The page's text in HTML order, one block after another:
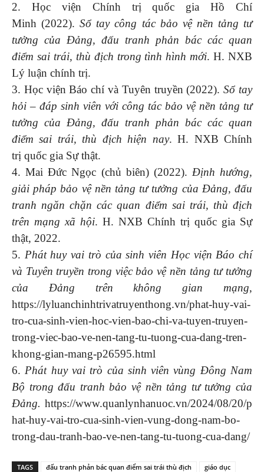
2. Học viện Chính trị quốc gia Hồ Chí
Minh (2022).Sổ tay công tác bảo vệ nền tảng tư
tưởng của Đảng, đấu tranh phản bác các quan
điểm sai trái, thù địch trong tình hình mới. H. NXB
Lý luận chính trị.
3. Học viện Báo chí và Tuyên truyền (2022).Sổ tay
hỏi – đáp sinh viên với công tác bảo vệ nền tảng tư
tưởng của Đảng, đấu tranh phản bác các quan
điểm sai trái, thù địch hiện nay. H. NXB Chính
trị quốc gia Sự thật.
4. Mai Đức Ngọc (chủ biên) (2022). Định hướng,
giải pháp bảo vệ nền tảng tư tưởng của Đảng, đấu
tranh ngăn chặn các quan điểm sai trái, thù địch
trên mạng xã hội. H. NXB Chính trị quốc gia Sự
thật, 2022.
5. Phát huy vai trò của sinh viên Học viện Báo chí
và Tuyên truyền trong việc bảo vệ nền tảng tư tưởng
của Đảng trên không gian mạng,
https://lyluanchinhtrivatruyenthong.vn/phat-huy-vai-
tro-cua-sinh-vien-hoc-vien-bao-chi-va-tuyen-truyen-
trong-viec-bao-ve-nen-tang-tu-tuong-cua-dang-tren-
khong-gian-mang-p26595.html
6. Phát huy vai trò của sinh viên vùng Đông Nam
Bộ trong đấu tranh bảo vệ nền tảng tư tưởng của
Đảng. https://www.quanlynhanuoc.vn/2024/08/20/p
hat-huy-vai-tro-cua-sinh-vien-vung-dong-nam-bo-
trong-dau-tranh-bao-ve-nen-tang-tu-tuong-cua-dang/
TAGS đấu tranh phản bác quan điểm sai trái thù địch
giáo dục